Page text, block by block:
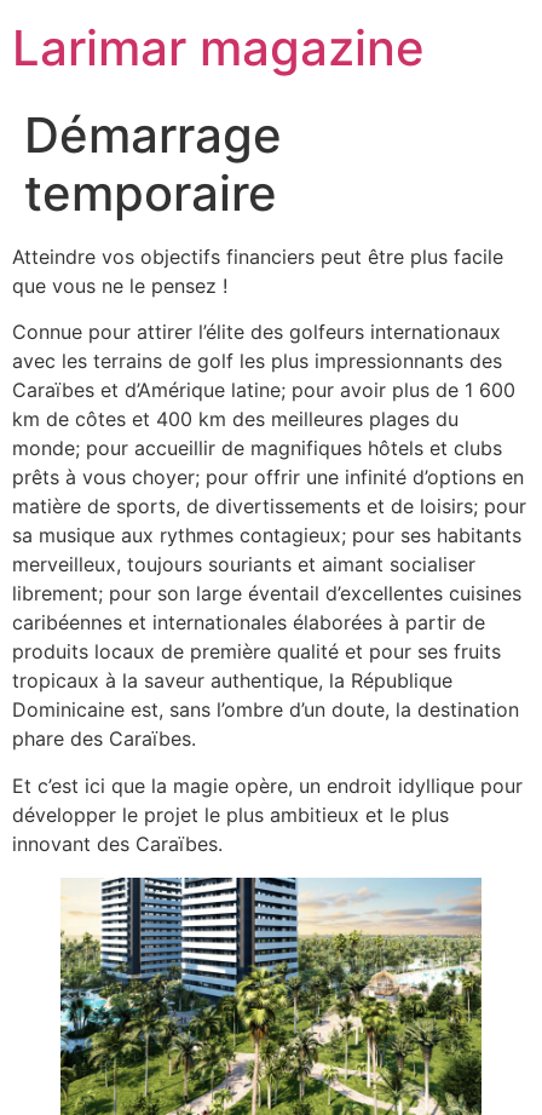
Larimar magazine
Démarrage
temporaire
Atteindre vos objectifs financiers peut être plus facile
que vous ne le pensez !
Connue pour attirer l’élite des golfeurs internationaux
avec les terrains de golf les plus impressionnants des
Caraïbes et d’Amérique latine; pour avoir plus de 1 600
km de côtes et 400 km des meilleures plages du
monde; pour accueillir de magnifiques hôtels et clubs
prêts à vous choyer; pour offrir une infinité d’options en
matière de sports, de divertissements et de loisirs; pour
sa musique aux rythmes contagieux; pour ses habitants
merveilleux, toujours souriants et aimant socialiser
librement; pour son large éventail d’excellentes cuisines
caribéennes et internationales élaborées à partir de
produits locaux de première qualité et pour ses fruits
tropicaux à la saveur authentique, la République
Dominicaine est, sans l’ombre d’un doute, la destination
phare des Caraïbes.
Et c’est ici que la magie opère, un endroit idyllique pour
développer le projet le plus ambitieux et le plus
innovant des Caraïbes.